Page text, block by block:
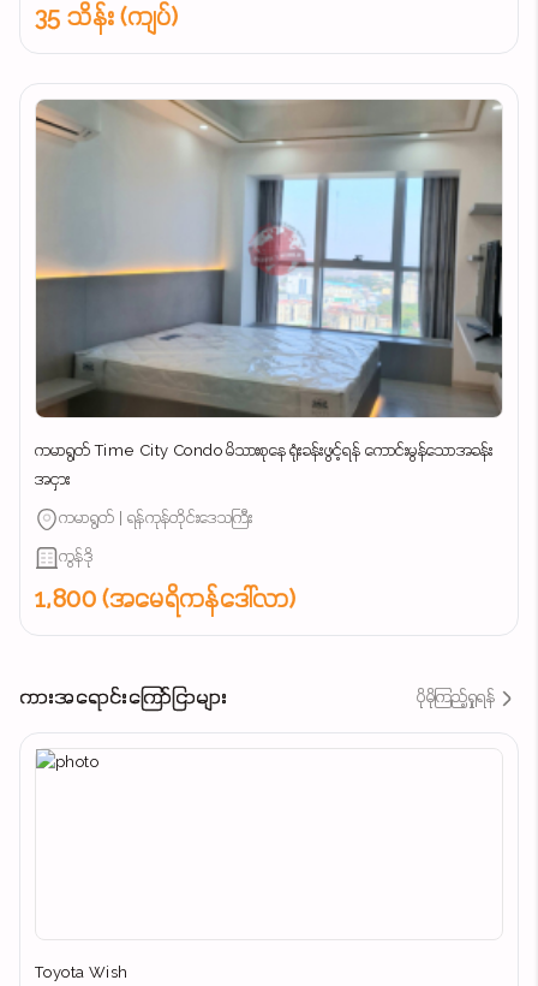
35 သိန်း (ကျပ်)
ကမာရွတ် Time City Condo မိသားစုနေ ရုံးခန်းဖွင့်ရန် ကောင်းမွန်သောအခန်း
အငှား
ကမာရွတ် | ရန်ကုန်တိုင်းဒေသကြီး
ကွန်ဒို
1,800 (အမေရိကန်ဒေါ်လာ)
ကားအရောင်းကြော်ငြာများ ပိုမိုကြည့်ရှုရန်
Toyota Wish